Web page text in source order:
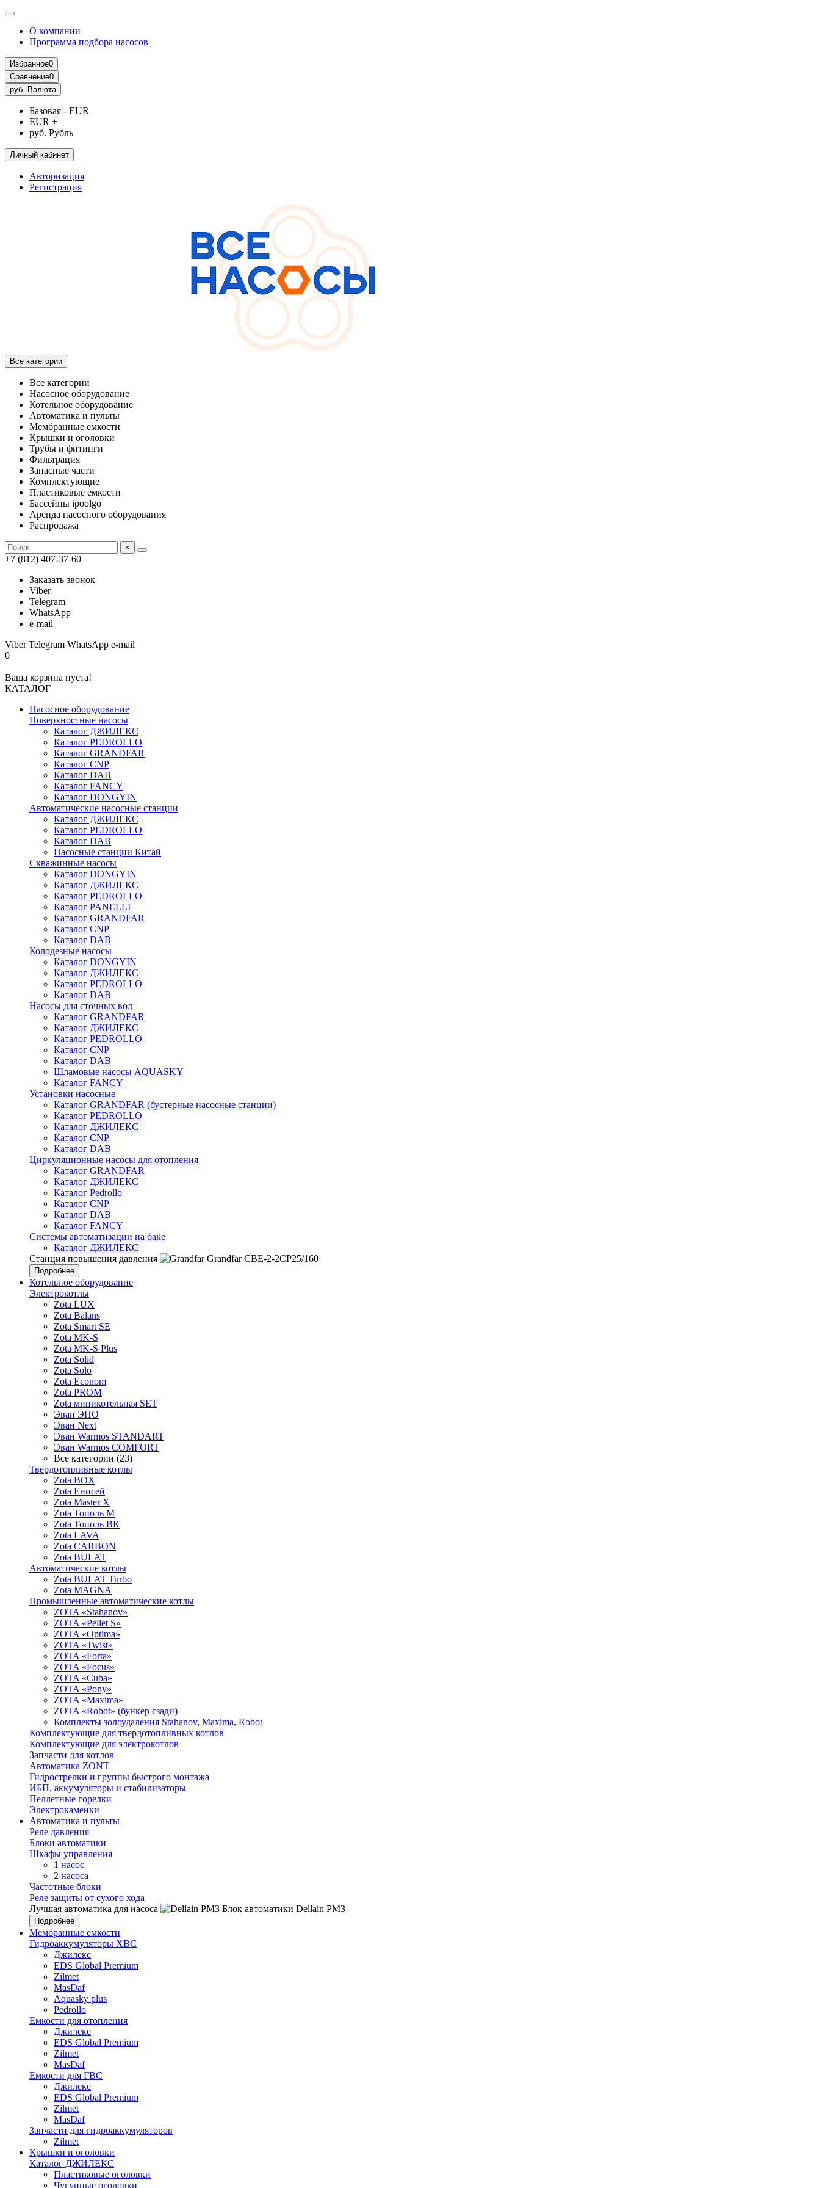
О компании
Программа подбора насосов
Избранное0
Сравнение0
руб. Валюта
Базовая - EUR
EUR +
руб. Рубль
Личный кабинет
Авторизация
Регистрация
Все категории
Все категории
Насосное оборудование
Котельное оборудование
Автоматика и пульты
Мембранные емкости
Крышки и оголовки
Трубы и фитинги
Фильтрация
Запасные части
Комплектующие
Пластиковые емкости
Бассейны ipoolgo
Аренда насосного оборудования
Распродажа
×
+7 (812) 407-37-60
Заказать звонок
Viber
Telegram
WhatsApp
e-mail
ViberTelegram WhatsApp e-mail
0
Ваша корзина пуста!
КАТАЛОГ
Насосное оборудование
Поверхностные насосы
Каталог ДЖИЛЕКС
Каталог PEDROLLO
Каталог GRANDFAR
Каталог CNP
Каталог DAB
Каталог FANCY
Каталог DONGYIN
Автоматические насосные станции
Каталог ДЖИЛЕКС
Каталог PEDROLLO
Каталог DAB
Насосные станции Китай
Скважинные насосы
Каталог DONGYIN
Каталог ДЖИЛЕКС
Каталог PEDROLLO
Каталог PANELLI
Каталог GRANDFAR
Каталог CNP
Каталог DAB
Колодезные насосы
Каталог DONGYIN
Каталог ДЖИЛЕКС
Каталог PEDROLLO
Каталог DAB
Насосы для сточных вод
Каталог GRANDFAR
Каталог ДЖИЛЕКС
Каталог PEDROLLO
Каталог CNP
Каталог DAB
Шламовые насосы AQUASKY
Каталог FANCY
Установки насосные
Каталог GRANDFAR (бустерные насосные станции)
Каталог PEDROLLO
Каталог ДЖИЛЕКС
Каталог CNP
Каталог DAB
Циркуляционные насосы для отопления
Каталог GRANDFAR
Каталог ДЖИЛЕКС
Каталог Pedrollo
Каталог CNP
Каталог DAB
Каталог FANCY
Системы автоматизации на баке
Каталог ДЖИЛЕКС
Станция повышения давления
Grandfar CBE-2-2CP25/160
Подробнее
Котельное оборудование
Электрокотлы
Zota LUX
Zota Balans
Zota Smart SE
Zota MK-S
Zota MK-S Plus
Zota Solid
Zota Solo
Zota Econom
Zota PROM
Zota миникотельная SET
Эван ЭПО
Эван Next
Эван Warmos STANDART
Эван Warmos COMFORT
Все категории (23)
Твердотопливные котлы
Zota BOX
Zota Енисей
Zota Master X
Zota Тополь М
Zota Тополь ВК
Zota LAVA
Zota CARBON
Zota BULAT
Автоматические котлы
Zota BULAT Turbo
Zota MAGNA
Промышленные автоматические котлы
ZOTA «Stahanov»
ZOTA «Pellet S»
ZOTA «Optima»
ZOTA «Twist»
ZOTA «Forta»
ZOTA «Focus»
ZOTA «Cuba»
ZOTA «Pony»
ZOTA «Maxima»
ZOTA «Robot» (бункер сзади)
Комплекты золоудаления Stahanov, Maxima, Robot
Комплектующие для твердотопливных котлов
Комплектующие для электрокотлов
Запчасти для котлов
Автоматика ZONT
Гидрострелки и группы быстрого монтажа
ИБП, аккумуляторы и стабилизаторы
Пеллетные горелки
Электрокаменки
Автоматика и пульты
Реле давления
Блоки автоматики
Шкафы управления
1 насос
2 насоса
Частотные блоки
Реле защиты от сухого хода
Лучшая автоматика для насоса
Блок автоматики Dellain PM3
Подробнее
Мембранные емкости
Гидроаккумуляторы ХВС
Джилекс
EDS Global Premium
Zilmet
MasDaf
Aquasky plus
Pedrollo
Емкости для отопления
Джилекс
EDS Global Premium
Zilmet
MasDaf
Емкости для ГВС
Джилекс
EDS Global Premium
Zilmet
MasDaf
Запчасти для гидроаккумуляторов
Zilmet
Крышки и оголовки
Каталог ДЖИЛЕКС
Пластиковые оголовки
Чугунные оголовки